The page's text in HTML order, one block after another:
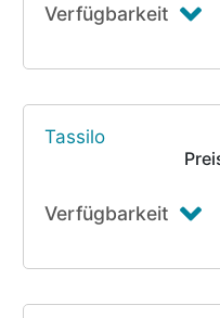
Verfügbarkeit
Tassilo
Verfügbarkeit